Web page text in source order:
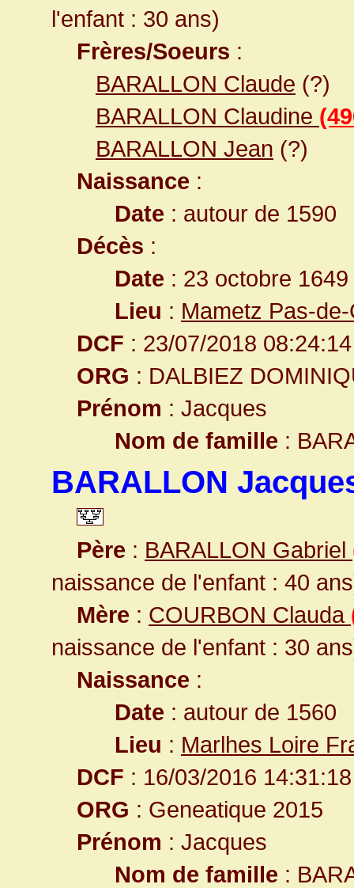
l'enfant : 30 ans)
Frères/Soeurs :
BARALLON Claude (?)
BARALLON Claudine
BARALLON Jean (?)
Naissance :
Date : autour de 1590
Décès :
Date : 23 octobre
Lieu : Mametz Pas-
DCF : 23/07/2018 08:24:14
ORG : DALBIEZ
Prénom : Jacques
Nom de famille :
BARALLON
Père : BARALLON Gabriel
naissance de l'enfant : 40
Mère : COURBON Clauda
naissance de l'enfant : 30
Naissance :
Date : autour de 1560
Lieu : Marlhes Loire
DCF : 16/03/2016 14:31:18
ORG : Geneatique 2015
Prénom : Jacques
Nom de famille :